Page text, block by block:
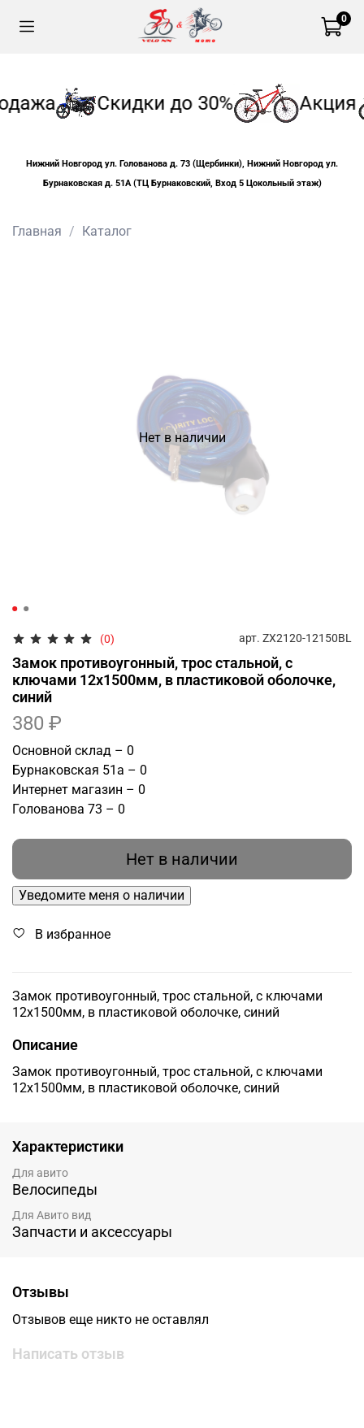
0
Скидки до 30% Акция
Нижний Новгород ул. Голованова д. 73 (Щербинки), Нижний Новгород ул.
Бурнаковская д. 51А (ТЦ Бурнаковский, Вход 5 Цокольный этаж)
Главная Каталог
Нет в наличии
(0) арт. ZX2120-12150BL
Замок противоугонный, трос стальной, с
ключами 12х1500мм, в пластиковой оболочке,
синий
380 ₽
Основной склад – 0
Бурнаковская 51а – 0
Интернет магазин – 0
Голованова 73 – 0
Нет в наличии
Уведомите меня о наличии
В избранное
Замок противоугонный, трос стальной, с ключами
12х1500мм, в пластиковой оболочке, синий
Описание
Замок противоугонный, трос стальной, с ключами
12х1500мм, в пластиковой оболочке, синий
Характеристики
Для авито
Велосипеды
Для Авито вид
Запчасти и аксессуары
Отзывы
Отзывов еще никто не оставлял
Написать отзыв